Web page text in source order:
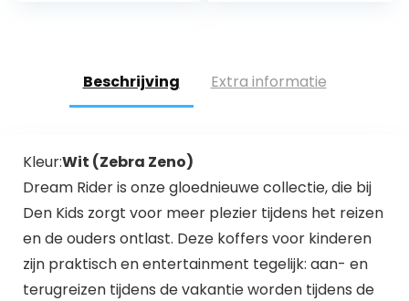
Beschrijving Extra informatie
Kleur:Wit (Zebra Zeno)
Dream Rider is onze gloednieuwe collectie, die bij
Den Kids zorgt voor meer plezier tijdens het reizen
en de ouders ontlast. Deze koffers voor kinderen
zijn praktisch en entertainment tegelijk: aan- en
terugreizen tijdens de vakantie worden tijdens de